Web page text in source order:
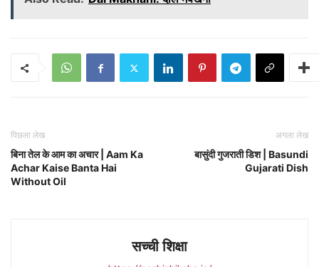
पिछला लेख
बिना तेल के आम का अचार | Aam Ka
Achar Kaise Banta Hai
Without Oil
अगला लेख
बासुंदी गुजराती डिश | Basundi
Gujarati Dish
सच्ची शिक्षा